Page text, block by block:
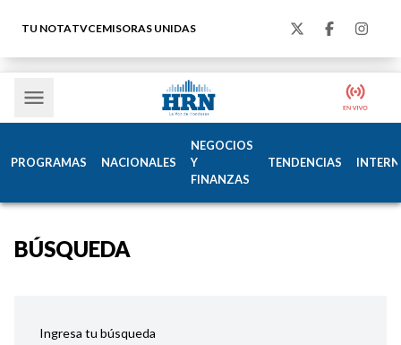
TU NOTATVCEMISORAS UNIDAS
PROGRAMAS NACIONALES
NEGOCIOS
Y
FINANZAS
TENDENCIAS
BÚSQUEDA
Ingresa tu búsqueda